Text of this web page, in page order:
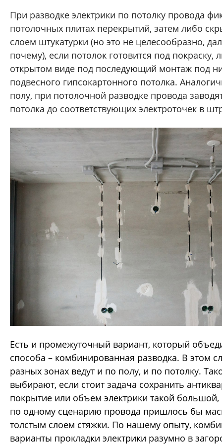
При разводке электрики по потолку провода
потолочных плитах перекрытий, затем либо
слоем штукатурки (но это не целесообразно,
почему), если потолок готовится под покраску,
открытом виде под последующий монтаж под
подвесного гипсокартонного потолка.
полу, при потолочной разводке провода
потолка до соответствующих электроточек в
Есть и промежуточный вариант, который
способа – комбинированная разводка. В этом
разных зонах ведут и по полу, и по потолку.
выбирают, если стоит задача сохранить
покрытие или объем электрики такой большой,
по одному сценарию провода пришлось бы
толстым слоем стяжки. По нашему опыту,
варианты прокладки электрики разумно в